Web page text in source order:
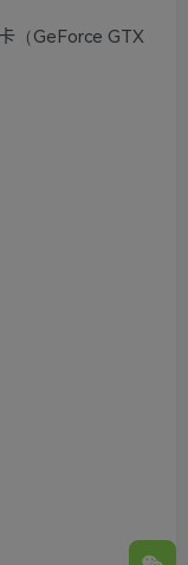
（GeForce GTX